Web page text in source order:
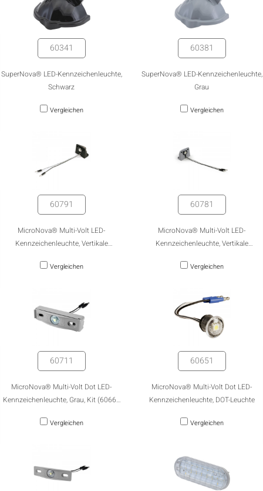
60341
SuperNova® LED-Kennzeichenleuchte,
Schwarz
Vergleichen
60381
SuperNova® LED-Kennzeichenleuchte,
Grau
Vergleichen
60791
MicroNova® Multi-Volt LED-
Kennzeichenleuchte, Vertikale
Vergleichen
60781
MicroNova® Multi-Volt LED-
Kennzeichenleuchte, Vertikale
Vergleichen
60711
MicroNova® Multi-Volt Dot LED-
Kennzeichenleuchte, Grau, Kit (60661
Vergleichen
60651
MicroNova® Multi-Volt Dot LED-
Kennzeichenleuchte, DOT-Leuchte
Vergleichen